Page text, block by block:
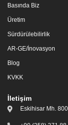
Basında Biz
Üretim
Sürdürülebilirlik
AR-GE/İnovasyon
Blog
KVKK
İletişim
Eskihisar Mh.